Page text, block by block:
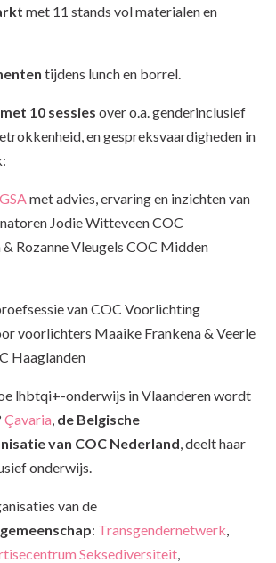
met 11 stands vol materialen en
tijdens lunch en borrel.
10 sessies over o.a. genderinclusief
en gespreksvaardigheden in
GSAmet advies, ervaring en inzichten van
Jodie Witteveen COC
Rozanne Vleugels COC Midden
van COC Voorlichting
voorlichters Maaike Frankena & Veerle
Haaglanden
lhbtqi+-onderwijs in Vlaanderen wordt
Çavaria, de Belgische
van COC Nederland, deelt haar
onderwijs.
van de
: Transgendernetwerk,
Seksediversiteit,